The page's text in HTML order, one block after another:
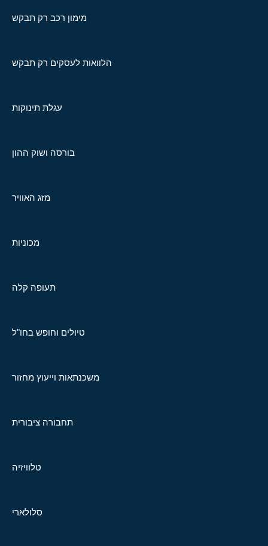
מימון רכב רק תבקש
הלוואות לעסקים רק תבקש
עגלת תינוקות
בורסה ושוק ההון
מזג האוויר
מכוניות
תעופה קלה
טיולים וחופש בחו"ל
משכנתאות וייעוץ מחזור
תחבורה ציבורית
טלוויזיה
סלולארי